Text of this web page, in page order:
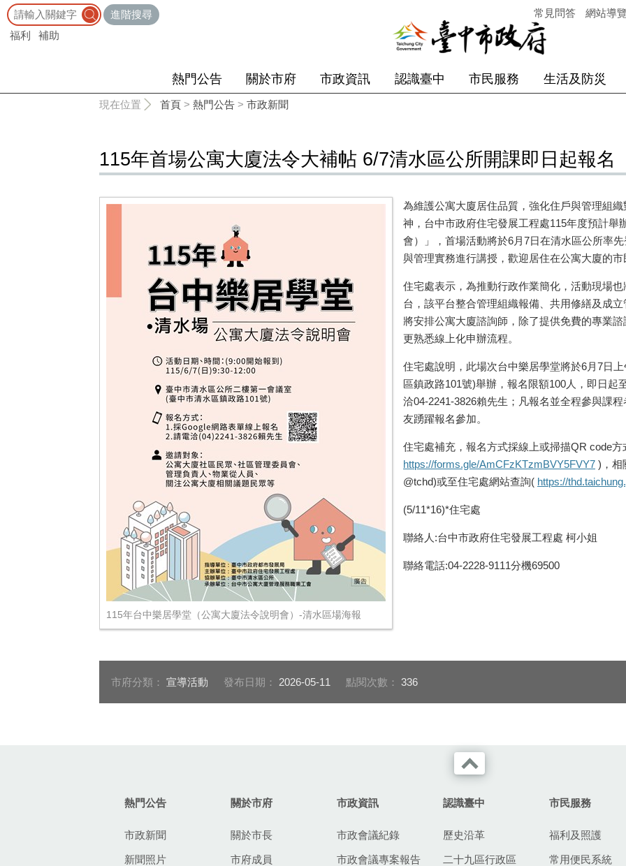
進階搜尋
福利
補助
常見問答 網站導
熱門公告 關於市府 市政資訊 認識臺中 市民服務 生活及防災
現在位置 首頁 > 熱門公告 > 市政新聞
115年首場公寓大廈法令大補帖 6/7清水區公所開課即日起報名
115年台中樂居學堂（公寓大廈法令說明會）-清水區場海報
為維護公寓大廈居住品質，強化住戶與管理組
神，台中市政府住宅發展工程處115年度預計舉
會）」，首場活動將於6月7日在清水區公所率
與管理實務進行講授，歡迎居住在公寓大廈的
住宅處表示，為推動行政作業簡化，活動現場
台，該平台整合管理組織報備、共用修繕及成
將安排公寓大廈諮詢師，除了提供免費的專業
更熟悉線上化申辦流程。
住宅處說明，此場次台中樂居學堂將於6月7日
區鎮政路101號)舉辦，報名限額100人，即日
洽04-2241-3826賴先生；凡報名並全程參與課
友踴躍報名參加。
住宅處補充，報名方式採線上或掃描QR code
https://forms.gle/AmCFzKTzmBVY5FVY7 )，相
@tchd)或至住宅處網站查詢( https://
(5/11*16)*住宅處
聯絡人:台中市政府住宅發展工程處 柯小姐
聯絡電話:04-2228-9111分機69500
市府分類： 宣導活動 發布日期： 2026-05-11 點閱次數： 336
熱門公告
市政新聞
新聞照片
關於市府
關於市長
市府成員
市政資訊
市政會議紀錄
市政會議專案報告
認識臺中
歷史沿革
二十九區行政區
市民服務
福利及照護
常用便民系統